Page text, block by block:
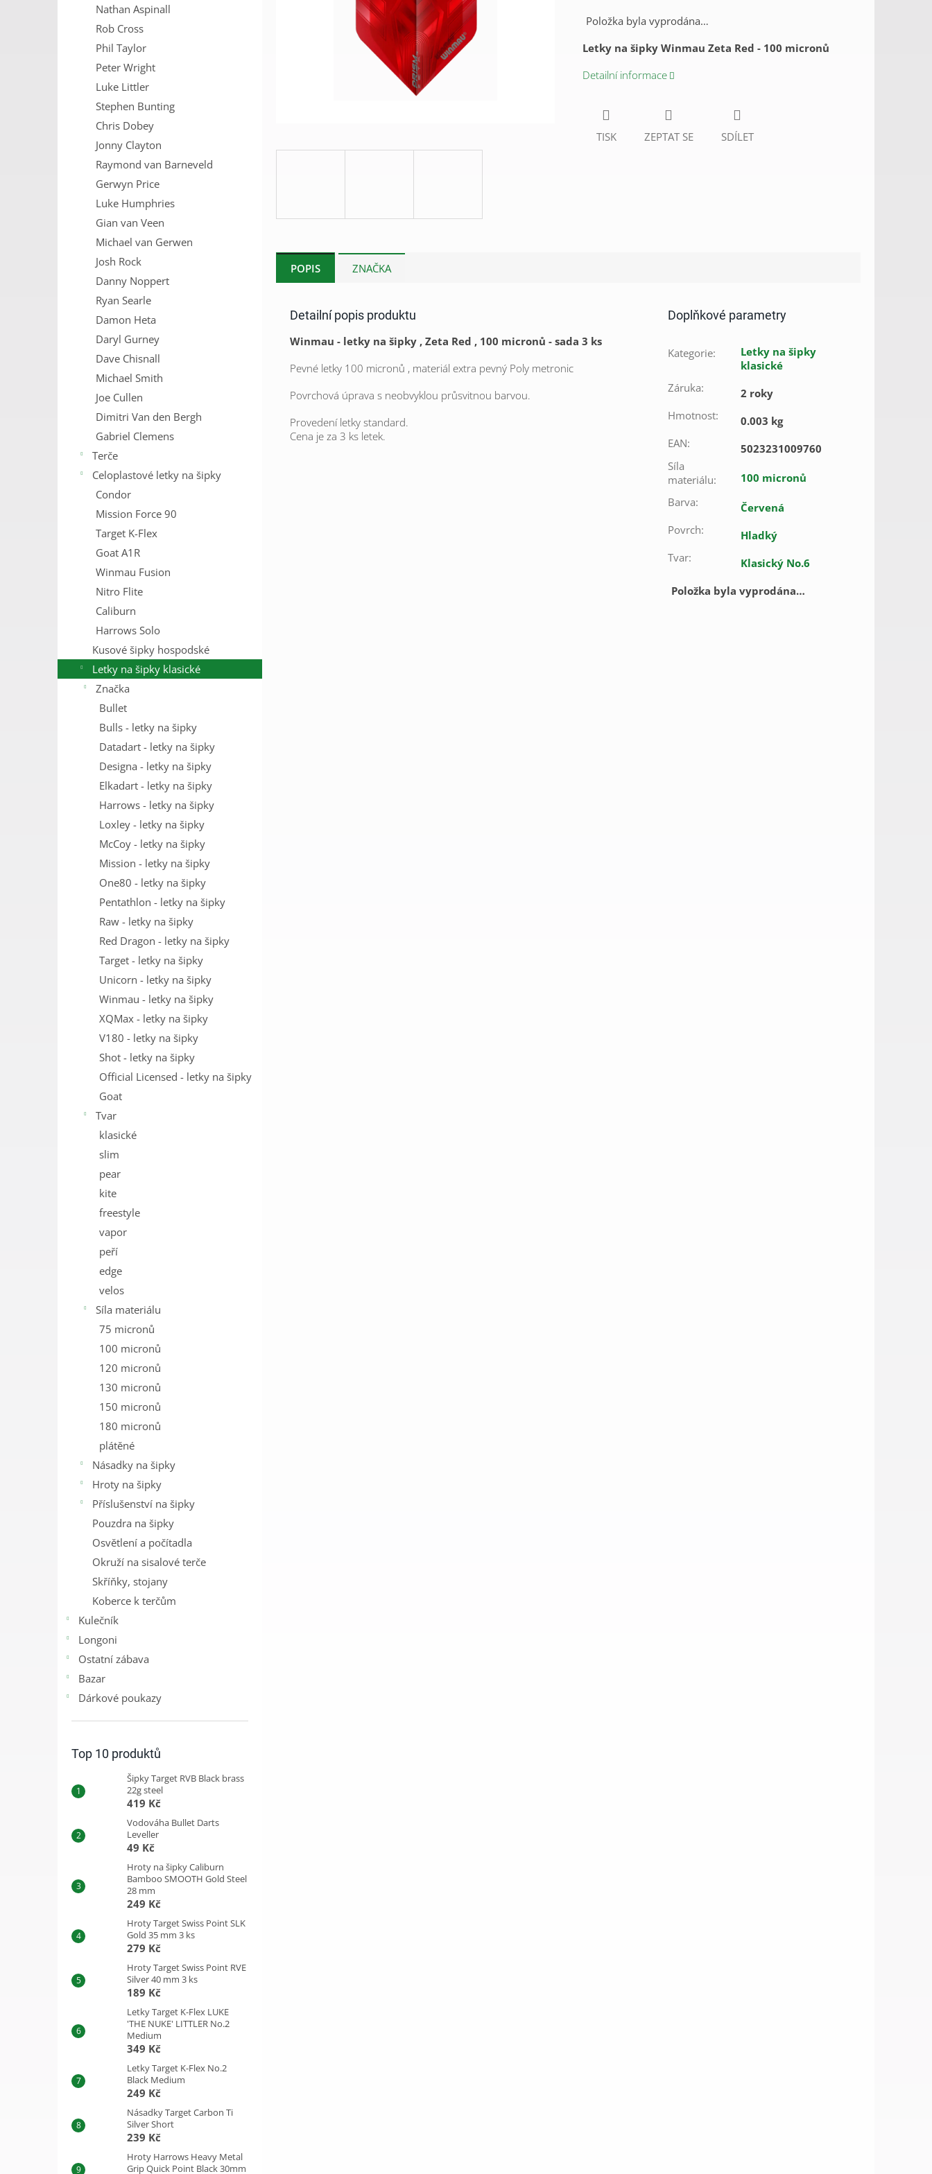
Nathan Aspinall
Rob Cross
Phil Taylor
Peter Wright
Luke Littler
Stephen Bunting
Chris Dobey
Jonny Clayton
Raymond van Barneveld
Gerwyn Price
Luke Humphries
Gian van Veen
Michael van Gerwen
Josh Rock
Danny Noppert
Ryan Searle
Damon Heta
Daryl Gurney
Dave Chisnall
Michael Smith
Joe Cullen
Dimitri Van den Bergh
Gabriel Clemens
Terče
Celoplastové letky na šipky
Condor
Mission Force 90
Target K-Flex
Goat A1R
Winmau Fusion
Nitro Flite
Caliburn
Harrows Solo
Kusové šipky hospodské
Letky na šipky klasické
Značka
Bullet
Bulls - letky na šipky
Datadart - letky na šipky
Designa - letky na šipky
Elkadart - letky na šipky
Harrows - letky na šipky
Loxley - letky na šipky
McCoy - letky na šipky
Mission - letky na šipky
One80 - letky na šipky
Pentathlon - letky na šipky
Raw - letky na šipky
Red Dragon - letky na šipky
Target - letky na šipky
Unicorn - letky na šipky
Winmau - letky na šipky
XQMax - letky na šipky
V180 - letky na šipky
Shot - letky na šipky
Official Licensed - letky na šipky
Goat
Tvar
klasické
slim
pear
kite
freestyle
vapor
peří
edge
velos
Síla materiálu
75 micronů
100 micronů
120 micronů
130 micronů
150 micronů
180 micronů
plátěné
Násadky na šipky
Hroty na šipky
Příslušenství na šipky
Pouzdra na šipky
Osvětlení a počítadla
Okruží na sisalové terče
Skříňky, stojany
Koberce k terčům
Kulečník
Longoni
Ostatní zábava
Bazar
Dárkové poukazy
Top 10 produktů
Šipky Target RVB Black brass
22g steel
419 Kč
Vodováha Bullet Darts
Leveller
49 Kč
Hroty na šipky Caliburn
Bamboo SMOOTH Gold Steel
28 mm
249 Kč
Hroty Target Swiss Point SLK
Gold 35 mm 3 ks
279 Kč
Hroty Target Swiss Point RVE
Silver 40 mm 3 ks
189 Kč
Letky Target K-Flex LUKE
'THE NUKE' LITTLER No.2
Medium
349 Kč
Letky Target K-Flex No.2
Black Medium
249 Kč
Násadky Target Carbon Ti
Silver Short
239 Kč
Hroty Harrows Heavy Metal
Grip Quick Point Black 30mm
Položka byla vyprodána…
Letky na šipky Winmau Zeta Red - 100 micronů
Detailní informace
TISK ZEPTAT SE SDÍLET
POPIS ZNAČKA
Detailní popis produktu
Winmau - letky na šipky , Zeta Red , 100 micronů - sada 3 ks
Pevné letky 100 micronů , materiál extra pevný Poly metronic
Povrchová úprava s neobvyklou průsvitnou barvou.
Provedení letky standard.
Cena je za 3 ks letek.
Doplňkové parametry
Kategorie:
Letky na šipky
klasické
Záruka:
2 roky
Hmotnost:
0.003 kg
EAN:
5023231009760
Síla
materiálu:
100 micronů
Barva:
Červená
Povrch:
Hladký
Tvar:
Klasický No.6
Položka byla vyprodána…